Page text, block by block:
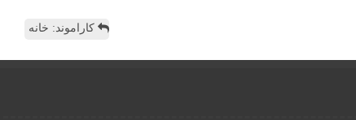
کاراموند: خانه